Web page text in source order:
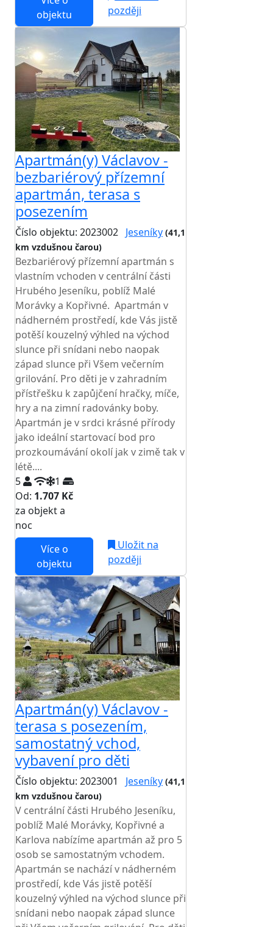
objektu
později
Apartmán(y) Václavov -
bezbariérový přízemní
apartmán, terasa s
posezením
Číslo objektu: 2023002 Jeseníky (41,1
km vzdušnou čarou)
Bezbariérový přízemní apartmán s
vlastním vchoden v centrální části
Hrubého Jeseníku, poblíž Malé
Morávky a Kopřivné. Apartmán v
nádherném prostředí, kde Vás jistě
potěší kouzelný výhled na východ
slunce při snídani nebo naopak
západ slunce při Všem večerním
grilování. Pro děti je v zahradním
přístřešku k zapůjčení hračky, míče,
hry a na zimní radovánky boby.
Apartmán je v srdci krásné přírody
jako ideální startovací bod pro
prozkoumávání okolí jak v zimě tak v
létě....
5
1
Od: 1.707 Kč
za objekt a
noc
Více o
objektu
Uložit na
později
Apartmán(y) Václavov -
terasa s posezením,
samostatný vchod,
vybavení pro děti
Číslo objektu: 2023001 Jeseníky (41,1
km vzdušnou čarou)
V centrální části Hrubého Jeseníku,
poblíž Malé Morávky, Kopřivné a
Karlova nabízíme apartmán až pro 5
osob se samostatným vchodem.
Apartmán se nachází v nádherném
prostředí, kde Vás jistě potěší
kouzelný výhled na východ slunce při
snídani nebo naopak západ slunce